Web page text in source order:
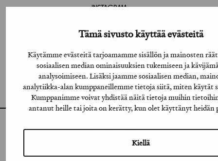
Tämä sivusto käyttää evästeitä
Käytämme evästeitä tarjoamamme sisällön ja mainosten
sosiaalisen median ominaisuuksien tukemiseen ja
analysoimiseen. Lisäksi jaamme sosiaalisen median,
analytiikka-alan kumppaneillemme tietoja siitä, miten käytät
Kumppanimme voivat yhdistää näitä tietoja muihin
antanut heille tai joita on kerätty, kun olet käyttänyt heidän
Kiellä
INSTAGRAM
LINKEDIN
VIMEO
FLICKR